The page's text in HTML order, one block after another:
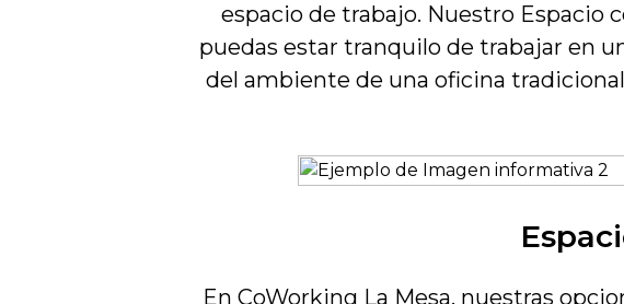
espacio de trabajo. Nuestro Espacio
puedas estar tranquilo de trabajar en
del ambiente de una oficina
En CoWorking La Mesa, nuestras